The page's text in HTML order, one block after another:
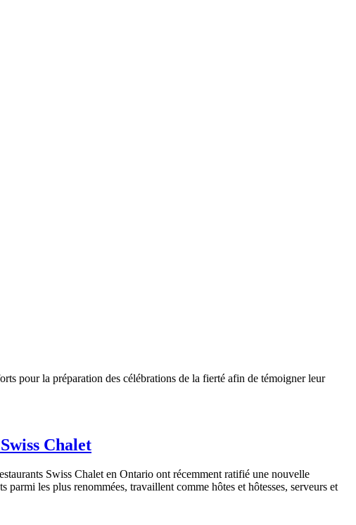
pour la préparation des célébrations de la fierté afin de témoigner leur
Chalet
Swiss Chalet en Ontario ont récemment ratifié une nouvelle
les plus renommées, travaillent comme hôtes et hôtesses, serveurs et